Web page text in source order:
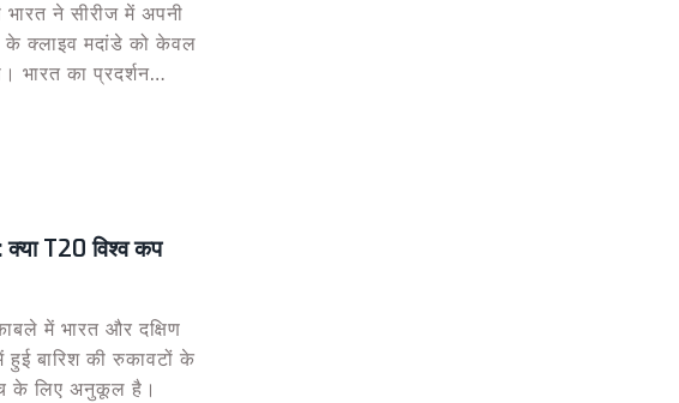
ने सीरीज में अपनी
के क्लाइव मदांडे को केवल
भारत का प्रदर्शन
क्या T20 विश्व कप
में भारत और दक्षिण
बारिश की रुकावटों के
के लिए अनुकूल है।